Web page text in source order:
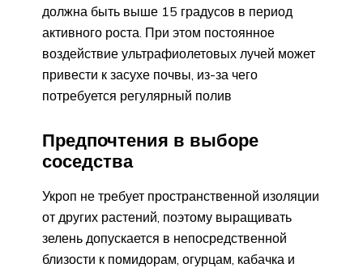
должна быть выше 15 градусов в период
активного роста. При этом постоянное
воздействие ультрафиолетовых лучей может
привести к засухе почвы, из-за чего
потребуется регулярный полив
Предпочтения в выборе
соседства
Укроп не требует пространственной изоляции
от других растений, поэтому выращивать
зелень допускается в непосредственной
близости к помидорам, огурцам, кабачка и